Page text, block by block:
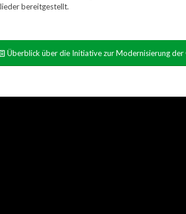
bereitgestellt.
Überblick über die Initiative zur Modernisierung der